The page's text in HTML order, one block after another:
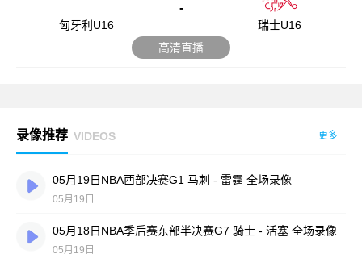
匈牙利U16
-
瑞士U16
高清直播
录像推荐 VIDEOS 更多 +
05月19日NBA西部决赛G1 马刺 - 雷霆 全场录像
05月19日
05月18日NBA季后赛东部半决赛G7 骑士 - 活塞 全场录像
05月19日